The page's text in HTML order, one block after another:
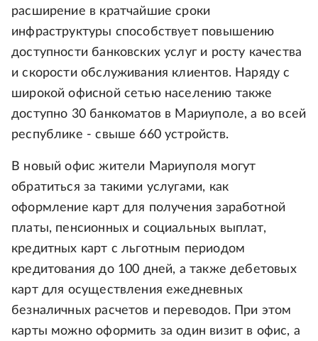
расширение в кратчайшие сроки
инфраструктуры способствует повышению
доступности банковских услуг и росту качества
и скорости обслуживания клиентов. Наряду с
широкой офисной сетью населению также
доступно 30 банкоматов в Мариуполе, а во всей
республике - свыше 660 устройств.
В новый офис жители Мариуполя могут
обратиться за такими услугами, как
оформление карт для получения заработной
платы, пенсионных и социальных выплат,
кредитных карт с льготным периодом
кредитования до 100 дней, а также дебетовых
карт для осуществления ежедневных
безналичных расчетов и переводов. При этом
карты можно оформить за один визит в офис, а